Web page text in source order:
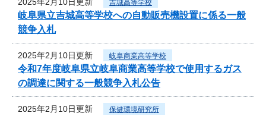
吉城高等学校
岐阜県立吉城高等学校への自動販売機設置に係る一般
競争入札
2025年2月10日更新 岐阜商業高等学校
令和7年度岐阜県立岐阜商業高等学校で使用するガス
の調達に関する一般競争入札公告
2025年2月10日更新 保健環境研究所